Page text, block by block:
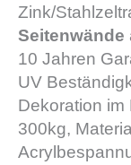
Zink/
Seitenwände
10 Jahren
UV
Dekoration im
300kg,